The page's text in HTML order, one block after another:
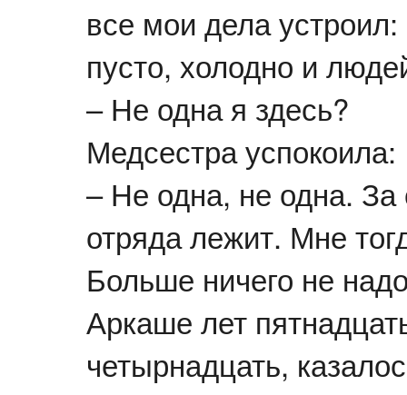
все мои дела
пусто, холодно и
– Не одна я здесь?
Медсестра успокоила:
– Не одна, не одна. За
отряда лежит. Мне
Больше ничего не
Аркаше лет
четырнадцать,